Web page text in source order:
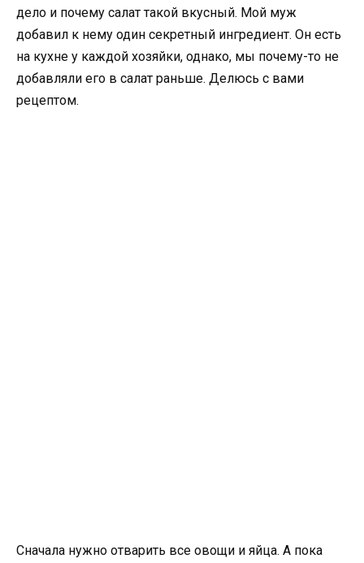
дело и почему салат такой вкусный. Мой муж
добавил к нему один секретный ингредиент. Он есть
на кухне у каждой хозяйки, однако, мы почему-то не
добавляли его в салат раньше. Делюсь с вами
рецептом.
Сначала нужно отварить все овощи и яйца. А пока